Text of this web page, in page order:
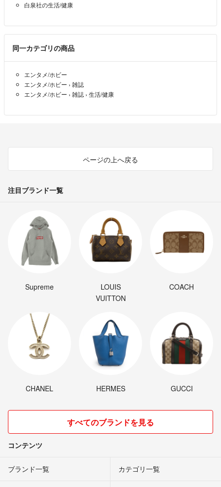
白泉社の生活/健康
同一カテゴリの商品
エンタメ/ホビー
エンタメ/ホビー › 雑誌
エンタメ/ホビー › 雑誌 › 生活/健康
ページの上へ戻る
注目ブランド一覧
Supreme
LOUIS
VUITTON
COACH
CHANEL HERMES GUCCI
すべてのブランドを見る
コンテンツ
ブランド一覧 カテゴリ一覧